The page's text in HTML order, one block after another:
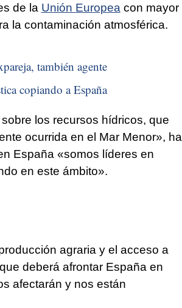
de la Unión Europea con mayor
la contaminación atmosférica.
también agente
copiando a España
los recursos hídricos, que
ocurrida en el Mar Menor», ha
España «somos líderes en
en este ámbito».
agraria y el acceso a
deberá afrontar España en
afectarán y nos están